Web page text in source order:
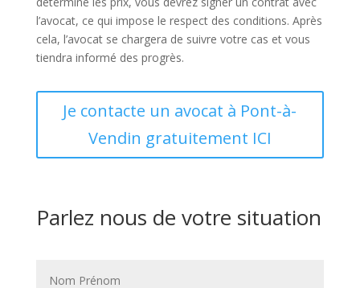
l’avocat, ce qui impose le respect des conditions. Après
cela, l’avocat se chargera de suivre votre cas et vous
tiendra informé des progrès.
Je contacte un avocat à Pont-à-
Vendin gratuitement ICI
Parlez nous de votre situation